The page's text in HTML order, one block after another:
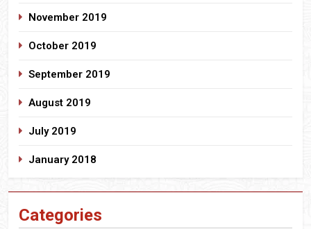
November 2019
October 2019
September 2019
August 2019
July 2019
January 2018
Categories